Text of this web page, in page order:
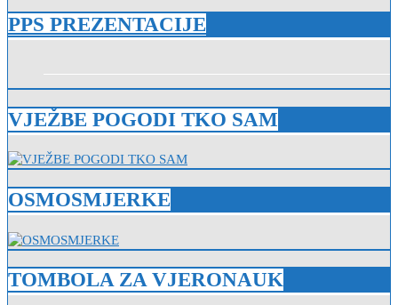
PPS PREZENTACIJE
VJEŽBE POGODI TKO SAM
OSMOSMJERKE
TOMBOLA ZA VJERONAUK